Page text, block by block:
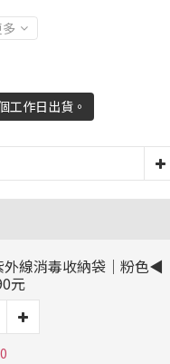
工作日出貨。
線消毒收納袋｜粉色◀
元